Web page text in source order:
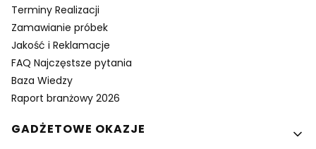
Terminy Realizacji
Zamawianie próbek
Jakość i Reklamacje
FAQ Najczęstsze pytania
Baza Wiedzy
Raport branżowy 2026
GADŻETOWE OKAZJE